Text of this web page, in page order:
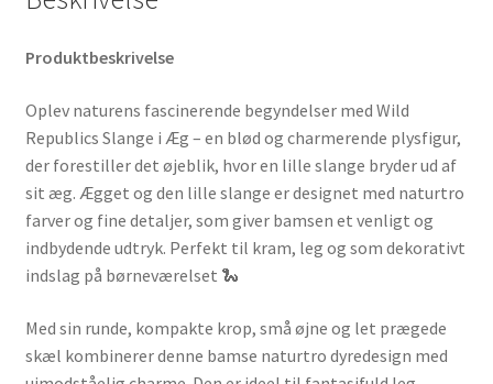
Produktbeskrivelse
Oplev naturens fascinerende begyndelser med Wild
Republics Slange i Æg – en blød og charmerende plysfigur,
der forestiller det øjeblik, hvor en lille slange bryder ud af
sit æg. Ægget og den lille slange er designet med naturtro
farver og fine detaljer, som giver bamsen et venligt og
indbydende udtryk. Perfekt til kram, leg og som dekorativt
indslag på børneværelset 🐍
Med sin runde, kompakte krop, små øjne og let prægede
skæl kombinerer denne bamse naturtro dyredesign med